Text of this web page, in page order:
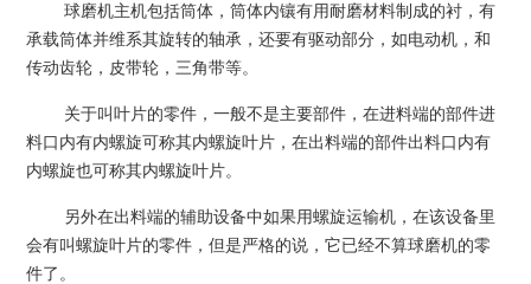
球磨机主机包括筒体，筒体内镶有用耐磨材料制成的衬，有
承载筒体并维系其旋转的轴承，还要有驱动部分，如电动机，和
传动齿轮，皮带轮，三角带等。
关于叫叶片的零件，一般不是主要部件，在进料端的部件进
料口内有内螺旋可称其内螺旋叶片，在出料端的部件出料口内有
内螺旋也可称其内螺旋叶片。
另外在出料端的辅助设备中如果用螺旋运输机，在该设备里
会有叫螺旋叶片的零件，但是严格的说，它已经不算球磨机的零
件了。